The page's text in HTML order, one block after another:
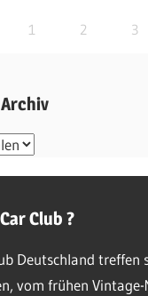
1 2 3
Club ?
Deutschland treffen
vom frühen